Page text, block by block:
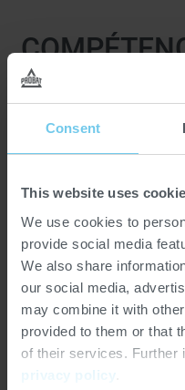
Consent
This website uses
We use cookies to
provide social media
We also share
our social media,
may combine it with
provided to them or that
of their services. Further
privacy policy
INGÉNIERIE
MESURE
PROBAT fournit des
café et des aliments,
réception des
système est conçu
continu afin de
produit et la fiabilité
En étroite collaboration